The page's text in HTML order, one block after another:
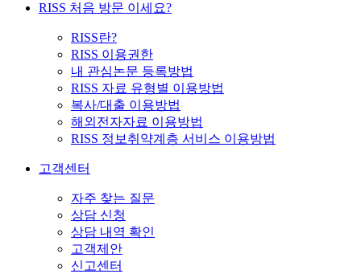
RISS 처음 방문 이세요?
RISS란?
RISS 이용권한
내 관심논문 등록방법
RISS 자료 유형별 이용방법
복사/대출 이용방법
해외전자자료 이용방법
RISS 정보취약계층 서비스 이용방법
고객센터
자주 찾는 질문
상담 신청
상담 내역 확인
고객제안
신고센터